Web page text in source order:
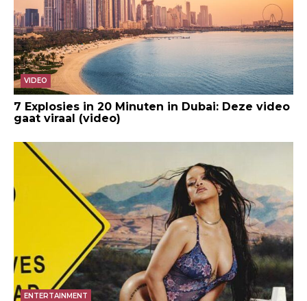
VIDEO
7 Explosies in 20 Minuten in Dubai: Deze video
gaat viraal (video)
ENTERTAINMENT